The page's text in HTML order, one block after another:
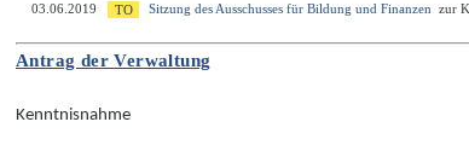
03.06.2019
Sitzung des Ausschusses für Bildung und Finanzen zur
Antrag der Verwaltung
Kenntnisnahme